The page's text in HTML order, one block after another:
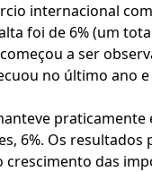
internacional
foi de 6% (um
a ser
no último ano e
6%. Os
crescimento das